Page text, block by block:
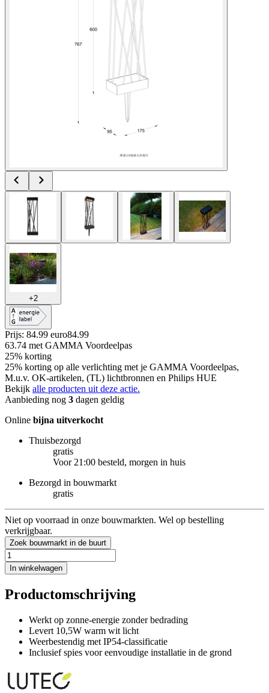
+2
Prijs: 84.99 euro84.99
63.74 met GAMMA Voordeelpas
25% korting
25% korting op alle verlichting met je GAMMA Voordeelpas,
M.u.v. OK-artikelen, (TL) lichtbronnen en Philips HUE
Bekijk alle producten uit deze actie.
Aanbieding nog 3 dagen geldig
Online bijna uitverkocht
Thuisbezorgd
gratis
Voor 21:00 besteld, morgen in huis
Bezorgd in bouwmarkt
gratis
Niet op voorraad in onze bouwmarkten. Wel op bestelling
verkrijgbaar.
Zoek bouwmarkt in de buurt
In winkelwagen
Productomschrijving
Werkt op zonne-energie zonder bedrading
Levert 10,5W warm wit licht
Weerbestendig met IP54-classificatie
Inclusief spies voor eenvoudige installatie in de grond